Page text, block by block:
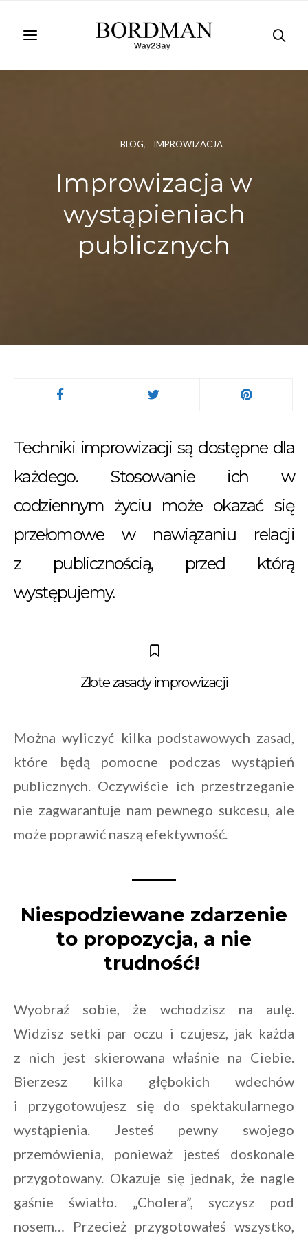
BLOG IMPROWIZACJA
Improwizacja w
wystąpieniach
publicznych
Techniki improwizacji są dostępne dla
każdego. Stosowanie ich w
codziennym życiu może okazać się
przełomowe w nawiązaniu relacji
z publicznością, przed którą
występujemy.
Złote zasady improwizacji
Można wyliczyć kilka podstawowych zasad,
które będą pomocne podczas wystąpień
publicznych. Oczywiście ich przestrzeganie
nie zagwarantuje nam pewnego sukcesu, ale
może poprawić naszą efektywność.
Niespodziewane zdarzenie
to propozycja, a nie
trudność!
Wyobraź sobie, że wchodzisz na aulę.
Widzisz setki par oczu i czujesz, jak każda
z nich jest skierowana właśnie na Ciebie.
Bierzesz kilka głębokich wdechów
i przygotowujesz się do spektakularnego
wystąpienia. Jesteś pewny swojego
przemówienia, ponieważ jesteś doskonale
przygotowany. Okazuje się jednak, że nagle
gaśnie światło. „Cholera”, syczysz pod
nosem… Przecież przygotowałeś wszystko,